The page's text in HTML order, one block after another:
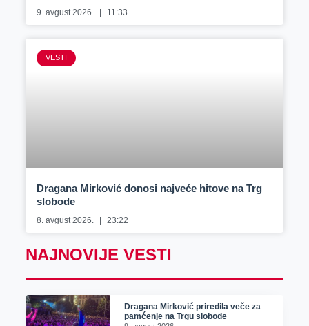
9. avgust 2026. 11:33
VESTI
Dragana Mirković donosi najveće hitove na Trg
slobode
8. avgust 2026. 23:22
NAJNOVIJE VESTI
Dragana Mirković priredila veče za
pamćenje na Trgu slobode